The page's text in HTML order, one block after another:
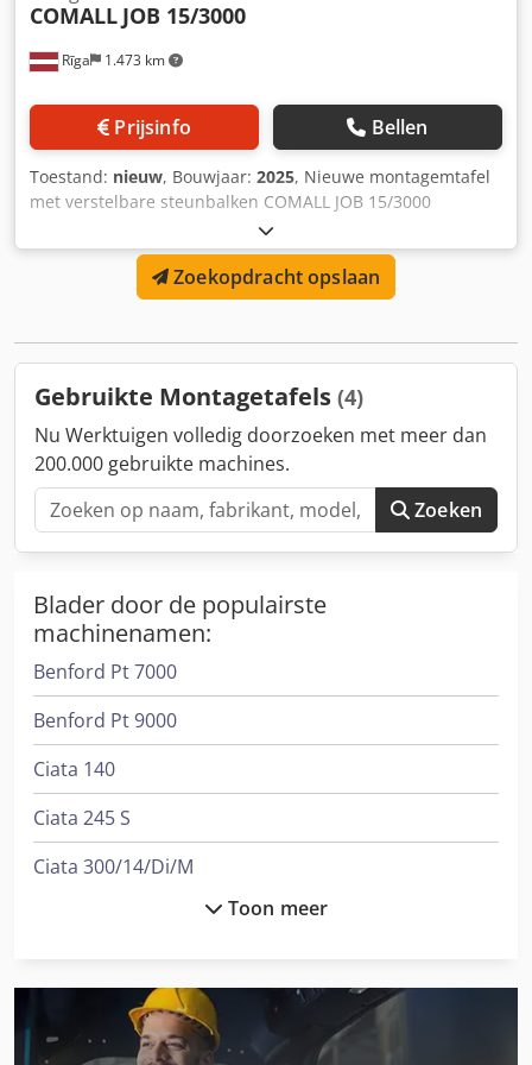
Rīga 1.473 km
COMALL JOB 15/3000
Prijsinfo Bellen
Toestand: nieuw, Bouwjaar: 2025, Nieuwe montagemtafel
met verstelbare steunbalken COMALL JOB 15/3000
Technische specificaties: - Contactoppervlakken van
halfstijf grijs PVC - Draagvermogen: 180 kg Dkodpjgiud Rofx
Ahksr - Vier in lengte verschuifbare steunbalken,
klemsysteem via handgreep - Pneumatisch systeem met
stuks - Uittrekbare steun met twee in de lengte
Zoekopdracht opslaan
Gebruikte Montagetafels (4)
Nu Werktuigen volledig doorzoeken met meer dan
200.000 gebruikte machines.
Zoeken
Blader door de populairste
machinenamen:
Benford Pt 7000
Benford Pt 9000
Ciata 140
Ciata 245 S
Ciata 300/14/Di/M
International 1455
Toon meer